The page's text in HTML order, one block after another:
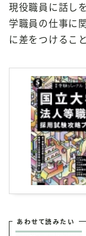
現役職員に話し
学職員の仕事に
に差をつけるこ
あわせて読みたい